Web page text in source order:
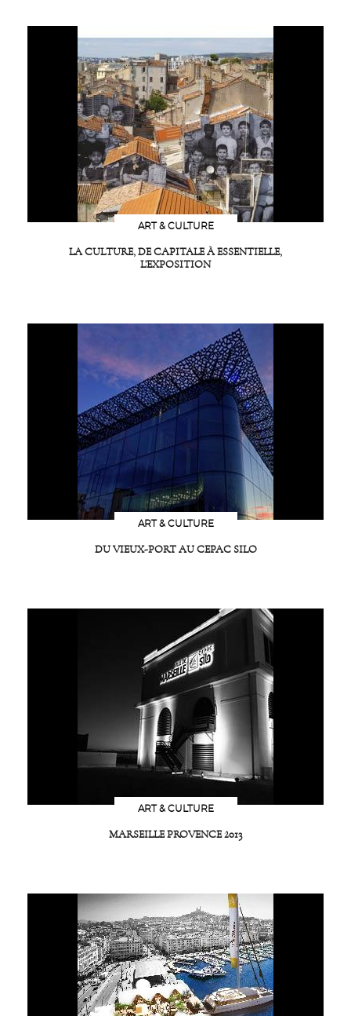
ART & CULTURE
LA CULTURE, DE CAPITALE À ESSENTIELLE,
L’EXPOSITION
ART & CULTURE
DU VIEUX-PORT AU CEPAC SILO
ART & CULTURE
MARSEILLE PROVENCE 2013